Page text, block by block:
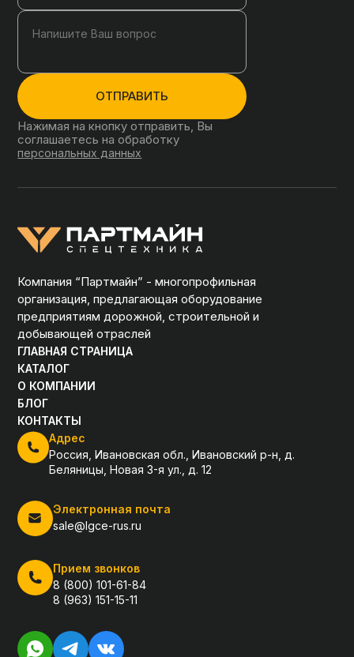
ОТПРАВИТЬ
Нажимая на кнопку отправить, Вы
соглашаетесь на обработку
персональных данных
Компания “Партмайн” - многопрофильная
организация, предлагающая оборудование
предприятиям дорожной, строительной и
добывающей отраслей
ГЛАВНАЯ СТРАНИЦА
КАТАЛОГ
О КОМПАНИИ
БЛОГ
КОНТАКТЫ
Адрес
Россия, Ивановская обл., Ивановский р-н, д.
Беляницы, Новая 3-я ул., д. 12
Электронная почта
sale@lgce-rus.ru
Прием звонков
8 (800) 101-61-84
8 (963) 151-15-11